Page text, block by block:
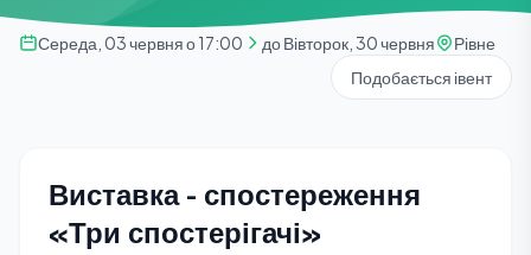
Середа, 03 червня о 17:00 до Вівторок, 30 червня
Рівне
Подобається івент
Виставка - спостереження
«Три спостерігачі»